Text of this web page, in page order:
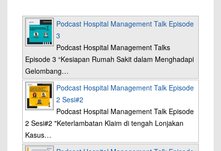
Podcast Hospital Management Talk Episode
3
Podcast Hospital Management Talks
Episode 3 “Kesiapan Rumah Sakit dalam Menghadapi
Gelombang…
Podcast Hospital Management Talk Episode
2 Sesi#2
Podcast Hospital Management Talk Episode
2 Sesi#2 "Keterlambatan Klaim di tengah Lonjakan
Kasus…